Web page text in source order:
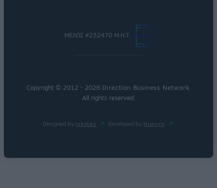
ΜΕΛΟΣ #232470 Μ.Η.Τ.
Copyright © 2012 - 2026 Direction Business Network
All rights reserved.
Designed by nikolas Developed by Nuevvo